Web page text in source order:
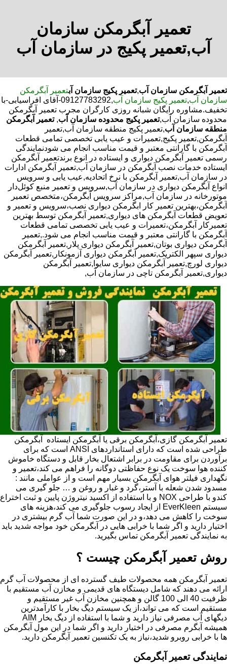
تعمیر آبگرمکن سازمان
آب,تعمیر پکیج در سازمان آب
تعمیر آبگرمکن سازمان آب,تعمیر پکیج سازمان آبتعمیر آبگرمکن
سازمان آب,تعمیر پکیج سازمان آب
,09127783292-آقای افراسیابی-با
تخفیف.مشاوره رایگان شبانه روزی کارگران مجرب تعمیر آبگرمکن
محدوده سازمان آب,تعمیر پکیج محدوده سازمان آب, تعمیر آبگرمکن
منطقه سازمان آب,تعمیر پکیج منطقه سازمان آب,تعمیر
آبگرمکن,تعمیر پکیج,تعمیرات و عیب یابی تخصصی تمامی قطعات
آبگرمکن با گارانتی معتبر و قیمت مناسب انجام می شودنمایندگی
رسمی تعمیر آبگرمکن دیواری و ایستاده در انوع برندتعمیر آبگرمکن
ایستاده خدمات نصب آبگرمکن در سازمان آب,تعمیر آبگرمکن ادارات
در سازمان آب,تعمیر آبگرمکن با نرخ اتحادیه,عیب یابی و سرویس
انواع آبگرمکن دیواری در سازمان آب,سرویس و تعمیر منبع کوئل‌دار
موتورخانه در سازمان آب,مراکز سرویس آبگرمکن،متخصص تعمیر
آبگرمکن،بهترین تعمیر کار ابگرمکن دیواری نصب،سرویس و تعمیر و
تعویض قطعات آبگرمکن های دیواری,تعمیر آبگرمکن توسط بهترین
تعمیرکار آبگرمکن،تعمیرات و عیب یابی تخصصی تمامی قطعات
آبگرمکن با گارانتی معتبر و قیمت مناسب انجام می شود.,تعمیر
آبگرمکن دیواری بوتان,تعمیر آبگرمکن دیواری پلار,تعمیر آبگرمکن
دیواری سپهر الکتریک,تعمیر آبگرمکن دیواری آزمونکار,تعمیر آبگرمکن
دیواری لورچ,تعمیر آبگرمکن دیواری سایوا,تعمیر آبگرمکن
دیواری,تعمیر آبگرمکن تاچی در سازمان آب,
تعمیر آبگرمکن گازی،آبگرمکن برقی یا آبگرمکن ایستاده ​ آبگرمکن
طراحی شده است که دارای استانداردهای ANSI است که برای
برآوردن برای مقاومت در برابر اشتعال بخار قابل و دستگاه خاموش
کننده هوا سوخت یک نوع حفاظتی دوگانه را فراهم می کند،تعمیر و
نگهداری فیلتر هوای آبگرمکن بسیار مهم است و از عواملی مانند :
مسدود شدن شعله با آستر،گرد و غبار و روغن و … جلو گیری می
کندو با طراحی NOX و با استفاده از اکسید نیتروژن پایین و ثبت اختراع
سیستم EverKleen از ایجاد رسوب جلوگیری می کند،هزینه های
سوخت را کاهش می دهد،و در این صورت شما آب گرم بیشتری در
اختیار دارید و اگر شما با خرابی هایی در آبگرمکن خود مواجه شدید باید
به نمایندگی تعمیر آبگرمکن تماس بگیرید.
روش تعمیر آبگرمکن چیست ؟
تعمیر آبگرمکن همه محصولات طیف گسترده ای از محصولات آب گرم
ارائه می دهند که شامل دیستگاه های قدیمی و مخازن آب مستقیم با
ظرفیت 40 الی 100 گالن و همچنین مخازن آب غیر مستقیم و
مستقیم است که می تواند،از یک سیستم دیگ بخار با کارآمدترین
دیگهای آب مصرفی نیاز دارید و شما با استفاده از دیگ بخار AIM
همیشه آبگرم مصرفی در اختیار دارید و اگر شما در این مول آبگرمکن
ها با خرابی روبرو شدید،نیاز به یک تکنسین تعمیر آبگرمکن دارید.
نمایندگی تعمیر آبگرمکن